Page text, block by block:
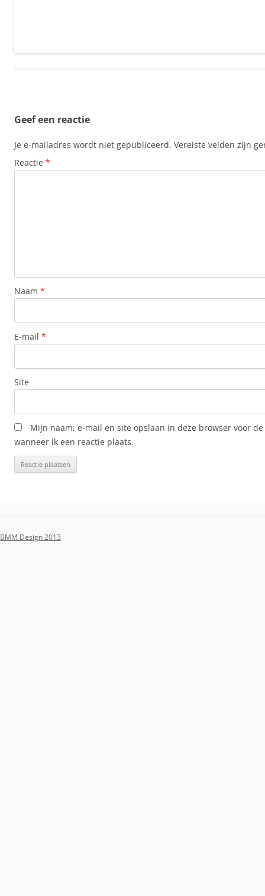
Geef een reactie
Je e-mailadres wordt niet gepubliceerd. Vereiste velden zijn
Reactie *
Naam *
E-mail *
Site
Mijn naam, e-mail en site opslaan in deze browser voor
wanneer ik een reactie plaats.
BMM Design 2013